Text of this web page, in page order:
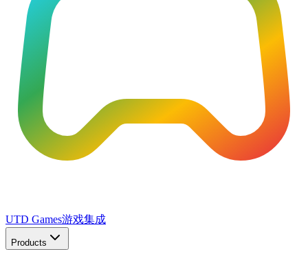
UTD Games游戏集成
Products